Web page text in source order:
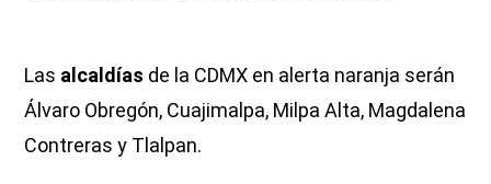
Las alcaldías de la CDMX en alerta naranja serán
Álvaro Obregón, Cuajimalpa, Milpa Alta, Magdalena
Contreras y Tlalpan.